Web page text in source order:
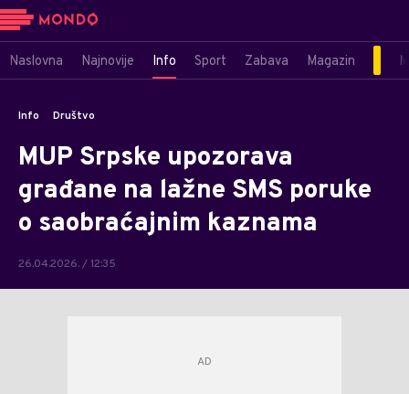
Naslovna Najnovije Info Sport Zabava Magazin
Info Društvo
MUP Srpske upozorava
građane na lažne SMS poruke
o saobraćajnim kaznama
26.04.2026. / 12:35